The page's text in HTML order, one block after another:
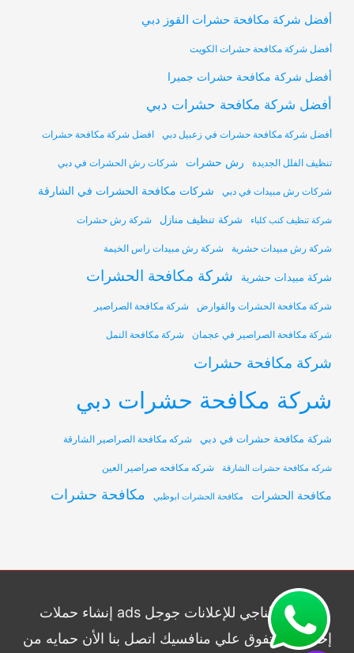
أفضل شركة مكافحة حشرات القوز دبي
أفضل شركة مكافحة حشرات الكويت
أفضل شركة مكافحة حشرات جميرا
أفضل شركة مكافحة حشرات دبي
أفضل شركة مكافحة حشرات في زعبيل دبي افضل شركة مكافحة حشرات
تنظيف الفلل الجديدة رش حشرات شركات رش الحشرات في دبي
شركات رش مبيدات في دبي شركات مكافحة الحشرات في الشارقة
شركة تنظيف كنب كلباء شركة تنظيف منازل شركة رش حشرات
شركة رش مبيدات حشرية شركة رش مبيدات راس الخيمة
شركة مبيدات حشرية شركة مكافحة الحشرات
شركة مكافحة الحشرات والقوارض شركة مكافحة الصراصير
شركة مكافحة الصراصير في عجمان شركة مكافحة النمل
شركة مكافحة حشرات
شركة مكافحة حشرات دبي
شركة مكافحة حشرات في دبي شركه مكافحة الصراصير الشارقة
شركه مكافحة حشرات الشارقة شركه مكافحه صراصير العين
مكافحة الحشرات مكافحة الحشرات ابوظبي مكافحة حشرات
شركة الناجي للإعلانات جوجل ads إنشاء حملات
إحترافيه وتفوق علي منافسيك اتصل بنا الأن حمايه من